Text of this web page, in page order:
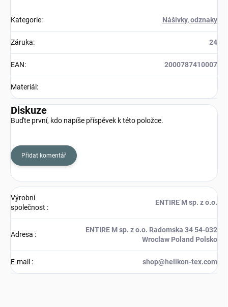
Kategorie: Nášivky, odznaky
Záruka: 24
EAN: 2000787410007
Materiál :
Diskuze
Buďte první, kdo napíše příspěvek k této položce.
Přidat komentář
Výrobní
společnost :
ENTIRE M sp. z o.o.
Adresa :
ENTIRE M sp. z o.o. Radomska 34 54-032
Wroclaw Poland Polsko
E-mail : shop@helikon-tex.com